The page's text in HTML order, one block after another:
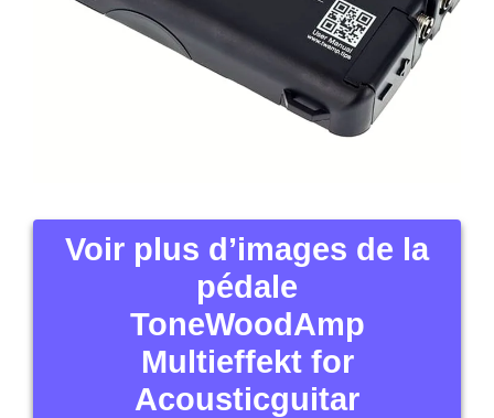
Voir plus d’images de la
pédale
ToneWoodAmp
Multieffekt for
Acousticguitar